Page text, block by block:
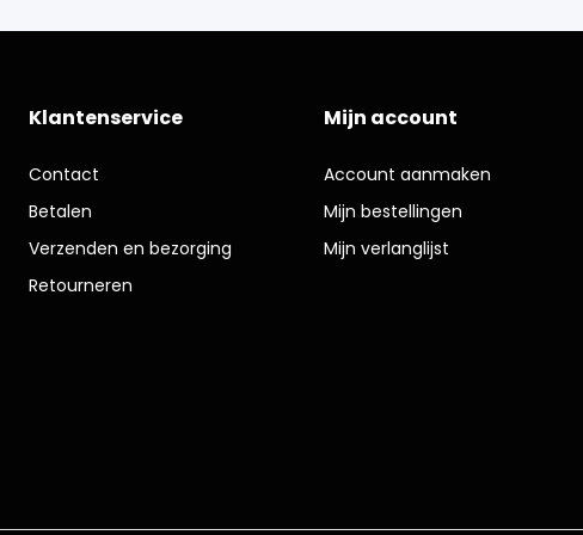
Klantenservice
Contact
Betalen
Verzenden en bezorging
Retourneren
Mijn account
Account aanmaken
Mijn bestellingen
Mijn verlanglijst